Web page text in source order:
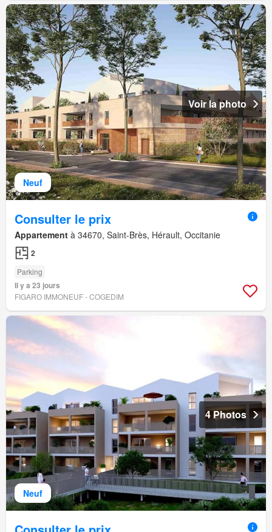
Neuf
Voir la photo
Consulter le prix
Appartement à 34670, Saint-Brès, Hérault, Occitanie
2
Parking
Il y a 23 jours
FIGARO IMMONEUF - COGEDIM
Neuf
4 Photos